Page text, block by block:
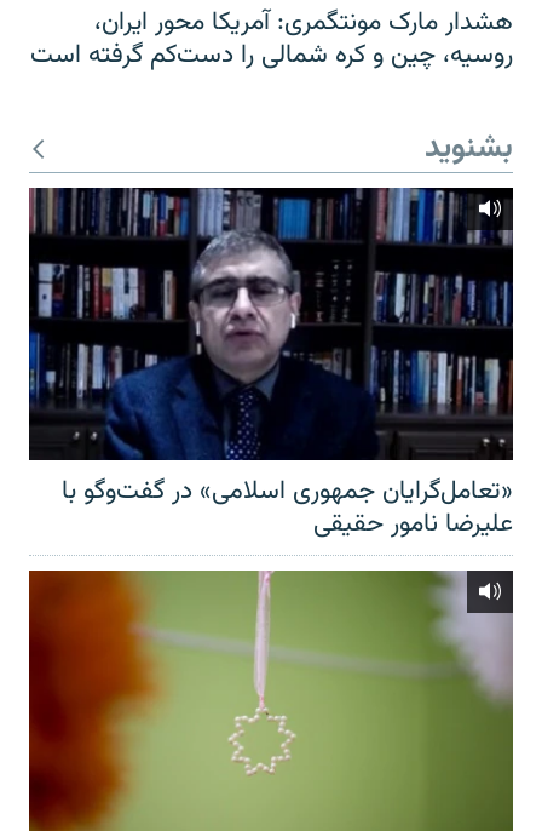
هشدار مارک مونتگمری: آمریکا محور ایران،
روسیه، چین و کره شمالی را دست‌کم گرفته است
بشنوید
«تعامل‌گرایان جمهوری اسلامی» در گفت‌وگو با
علیرضا نامور حقیقی